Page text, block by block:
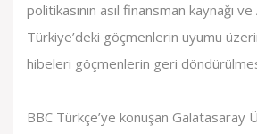
politikasının asıl finansman kaynağı
Türkiye’deki göçmenlerin uyumu
hibeleri göçmenlerin geri
BBC Türkçe’ye konuşan Galatasaray